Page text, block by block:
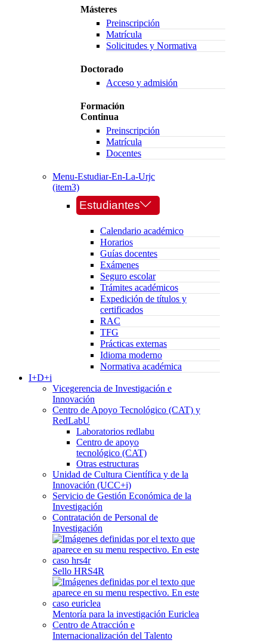
Másteres
Preinscripción
Matrícula
Solicitudes y Normativa
Doctorado
Acceso y admisión
Formación
Continua
Preinscripción
Matrícula
Docentes
Menu-Estudiar-En-La-Urjc
(item3)
Estudiantes
Calendario académico
Horarios
Guías docentes
Exámenes
Seguro escolar
Trámites académicos
Expedición de títulos y
certificados
RAC
TFG
Prácticas externas
Idioma moderno
Normativa académica
I+D+i
Vicegerencia de Investigación e
Innovación
Centro de Apoyo Tecnológico (CAT) y
RedLabU
Laboratorios redlabu
Centro de apoyo
tecnológico (CAT)
Otras estructuras
Unidad de Cultura Científica y de la
Innovación (UCC+i)
Servicio de Gestión Económica de la
Investigación
Contratación de Personal de
Investigación
Sello HRS4R
Mentoría para la investigación Euriclea
Centro de Atracción e
Internacionalización del Talento